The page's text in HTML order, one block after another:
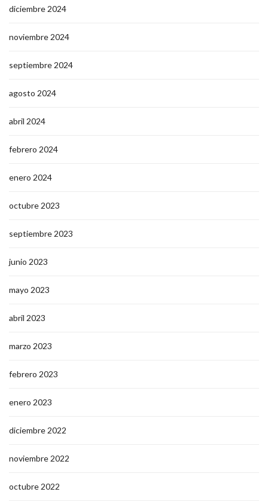
diciembre 2024
noviembre 2024
septiembre 2024
agosto 2024
abril 2024
febrero 2024
enero 2024
octubre 2023
septiembre 2023
junio 2023
mayo 2023
abril 2023
marzo 2023
febrero 2023
enero 2023
diciembre 2022
noviembre 2022
octubre 2022